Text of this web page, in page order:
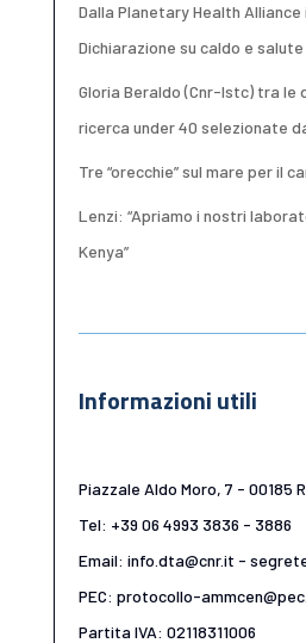
Dalla Planetary Health Alliance
Dichiarazione su caldo e salute
Gloria Beraldo (Cnr-Istc) tra le
ricerca under 40 selezionate
Tre “orecchie” sul mare per il
Lenzi: “Apriamo i nostri
Kenya”
Informazioni utili
Piazzale Aldo Moro, 7 - 00185
Tel: +39 06 4993 3836 - 3886
Email: info.dta@cnr.it -
PEC: protocollo-
Partita IVA: 02118311006